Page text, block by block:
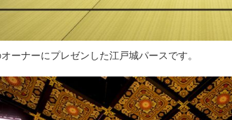
ーナーにプレゼンした江戸城パースです。